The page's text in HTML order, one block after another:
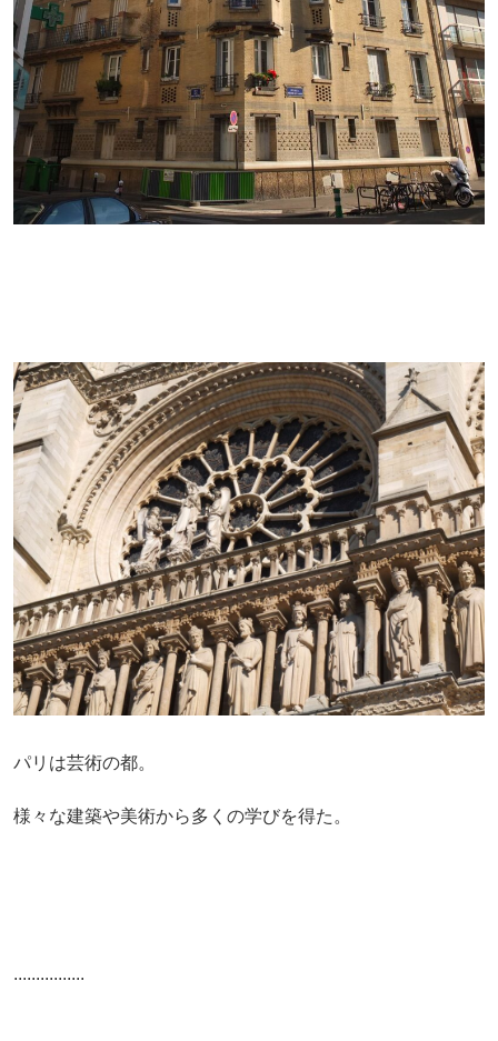
パリは芸術の都。
様々な建築や美術から多くの学びを得た。
................